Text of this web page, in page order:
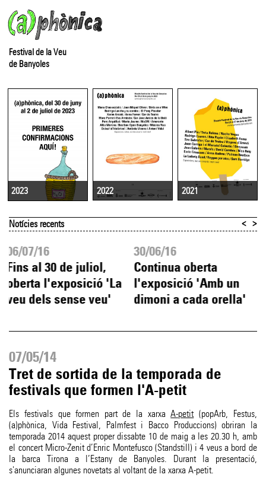
Festival de la Veu
de Banyoles
2023 2022 2021
Notícies recents
06/07/16
Fins al 30 de juliol,
oberta l'exposició 'La
veu dels sense veu'
30/06/16
Continua oberta
l'exposició 'Amb un
dimoni a cada orella'
< >
07/05/14
Tret de sortida de la temporada de
festivals que formen l'A-petit
Els festivals que formen part de la xarxaA-petit(popArb, Festus,
(a)phònica, Vida Festival, Palmfest i Bacco Produccions) obriran la
temporada 2014 aquest proper dissabte 10 de maig a les 20.30 h, amb
el concert Micro-Zenit d’Enric Montefusco (Standstill) i 4 veus a bord de
la barca Tirona a l’Estany de Banyoles. Durant la presentació,
s'anunciaran algunes novetats al voltant de la xarxa A-petit.